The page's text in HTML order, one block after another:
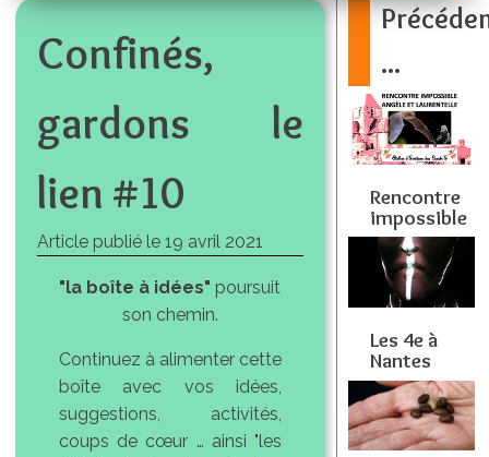
Confinés,
gardons le
lien #10
Article publié le 19 avril 2021
"la boîte à idées" poursuit
son chemin.
Continuez à alimenter cette
boîte avec vos idées,
suggestions, activités,
coups de cœur … ainsi "les
...
Rencontre
impossible
Les 4e à
Nantes